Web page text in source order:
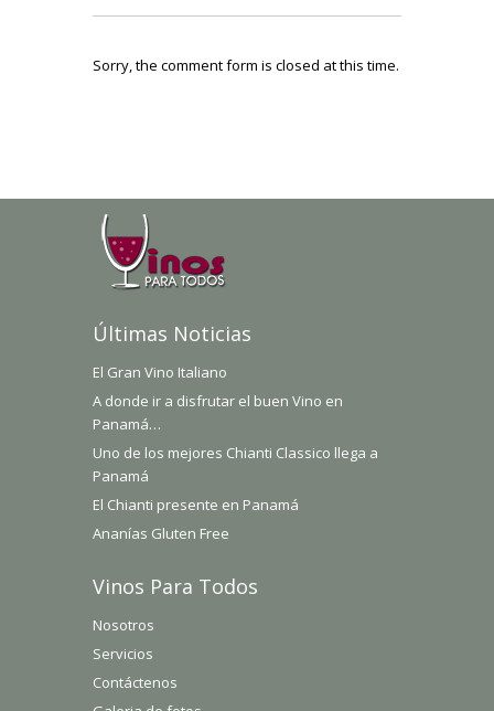
Sorry, the comment form is closed at this time.
Últimas Noticias
El Gran Vino Italiano
A donde ir a disfrutar el buen Vino en
Panamá…
Uno de los mejores Chianti Classico llega a
Panamá
El Chianti presente en Panamá
Ananías Gluten Free
Vinos Para Todos
Nosotros
Servicios
Contáctenos